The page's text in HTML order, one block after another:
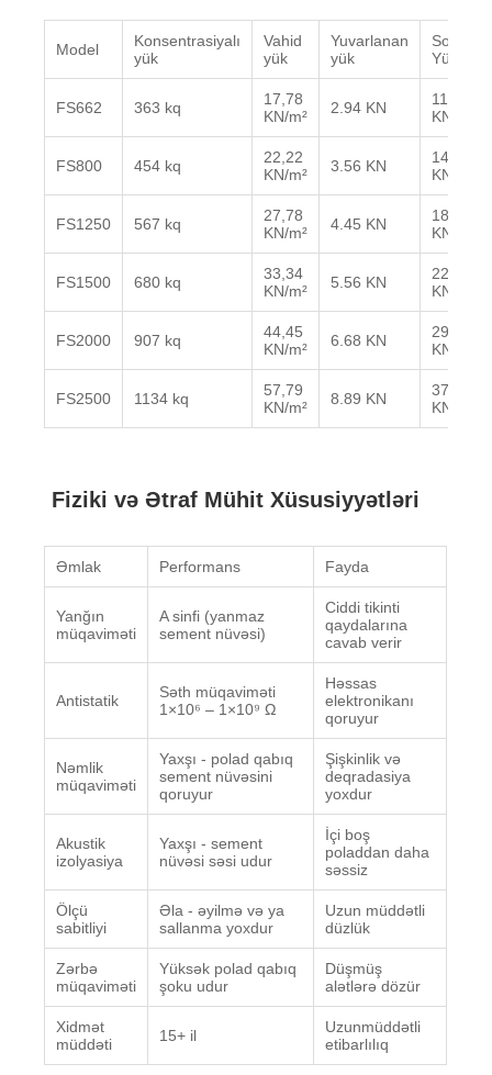
Model
Konsentrasiyalı
yük
Vahid
yük
Yuvarlanan
yük
Son
Yük
FS662 363 kq
17,78
KN/m²
2.94 KN
11.25
KN
FS800 454 kq
22,22
KN/m²
3.56 KN
14.50
KN
FS1250 567 kq
27,78
KN/m²
4.45 KN
18.36
KN
FS1500 680 kq
33,34
KN/m²
5.56 KN
22.17
KN
FS2000 907 kq
44,45
KN/m²
6.68 KN
29.42
KN
FS2500 1134 kq
57,79
KN/m²
8.89 KN
37.34
KN
Fiziki və Ətraf Mühit Xüsusiyyətləri
Əmlak Performans Fayda
Yanğın
müqaviməti
A sinfi (yanmaz
sement nüvəsi)
Ciddi tikinti
qaydalarına
cavab verir
Antistatik
Səth müqaviməti
1×10⁶ – 1×10⁹ Ω
Həssas
elektronikanı
qoruyur
Nəmlik
müqaviməti
Yaxşı - polad qabıq
sement nüvəsini
qoruyur
Şişkinlik və
deqradasiya
yoxdur
Akustik
izolyasiya
Yaxşı - sement
nüvəsi səsi udur
İçi boş
poladdan daha
səssiz
Ölçü
sabitliyi
Əla - əyilmə və ya
sallanma yoxdur
Uzun müddətli
düzlük
Zərbə
müqaviməti
Yüksək polad qabıq
şoku udur
Düşmüş
alətlərə dözür
Xidmət
müddəti
15+ il
Uzunmüddətli
etibarlılıq